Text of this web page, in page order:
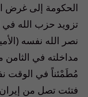
الحكومة إلى غرض
تزويد حزب الله في
نصر الله نفسه
مداخلته في
مُطَمْئناً في الوقت
فتئت تصل من